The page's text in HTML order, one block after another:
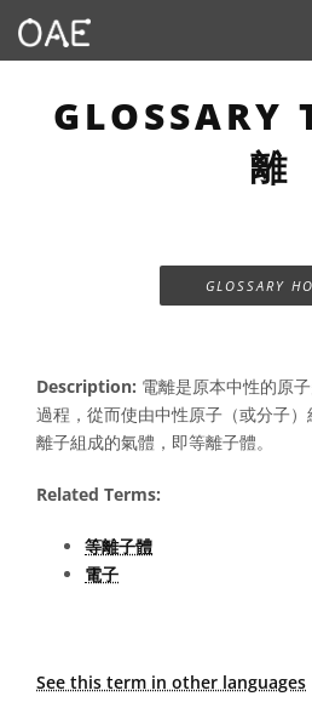
GLOSSARY
離
GLOSSARY
Description: 電離是原本中性的原
過程，從而使由中性原子（或分子
離子組成的氣體，即等離子體。
Related Terms:
等離子體
電子
See this term in other languages